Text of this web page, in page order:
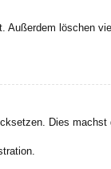
löschen
Dies